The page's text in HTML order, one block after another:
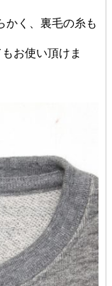
かく、裏毛の糸も
お使い頂けま